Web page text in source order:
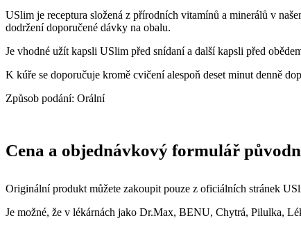
USlim je receptura složená z přírodních vitamínů a minerálů v
dodržení doporučené dávky na obalu.
Je vhodné užít kapsli USlim před snídaní a další kapsli před
K kúře se doporučuje kromě cvičení alespoň deset minut denně
Způsob podání: Orální
Cena a objednávkový formulář
Originální produkt můžete zakoupit pouze z oficiálních stránek
Je možné, že v lékárnách jako Dr.Max, BENU, Chytrá, Pilulka,